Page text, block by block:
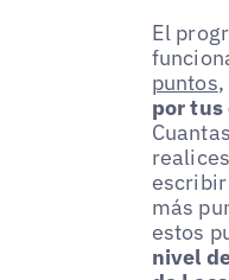
El
puntos
por
más
estos
nivel